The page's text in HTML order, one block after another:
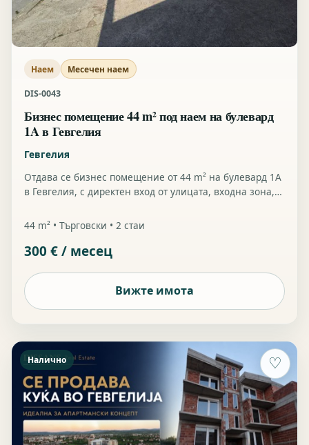
Наем Месечен наем
DIS-0043
Бизнес помещение 44 m² под наем на булевард
1A в Гевгелия
Гевгелия
Отдава се бизнес помещение от 44 m² на булевард 1A
в Гевгелия, с директен вход от улицата, входна зона,
функционални помещения. Помещението е
използвано като аптека и разполага със
съществуващи рафтове, витрини, работни плотове и
44 m² • Търговски • 2 стаи
300 € / месец
Вижте имота
♡
Налично